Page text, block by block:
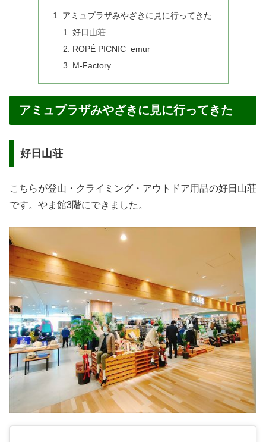
アミュプラザみやざきに見に行ってきた
好日山荘
ROPÉ PICNIC emur
M-Factory
アミュプラザみやざきに見に行ってきた
好日山荘
こちらが登山・クライミング・アウトドア用品の好日山荘
です。やま館3階にできました。